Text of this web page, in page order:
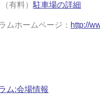
有料） 駐車場の詳細
ムホームページ： http://
ム:会場情報